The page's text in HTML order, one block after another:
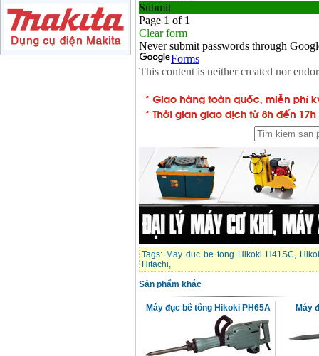
Bộ máy khoan Bosch
GSB 13RE hộp nhựa
100 chi tiết
Tags: May duc be tong Hikoki H41SC,
Hitachi,
Sản phẩm khác
Máy đục bê tông Hikoki PH65A Máy